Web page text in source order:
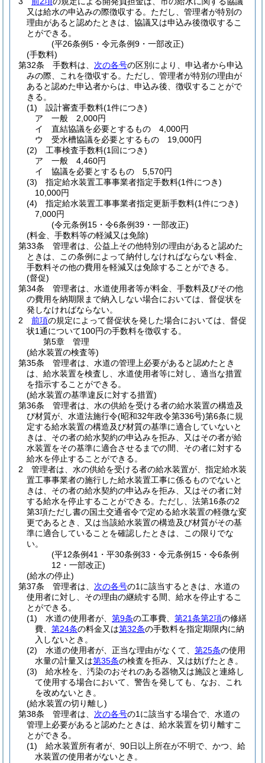
又は給水の申込みの際徴収する。 ただし、管理者が特別の
理由があると認めたときは、協議又は申込み後徴収するこ
とができる。
(平26条例5・令元条例9・一部改正)
(手数料)
第32条
手数料は、 次の各号の区別により、申込者から申込
みの際、これを徴収する。 ただし、管理者が特別の理由が
あると認めた申込者からは、申込み後、徴収することがで
きる。
(1)
設計審査手数料(1件につき)
ア
一般 2,000円
イ
直結協議を必要とするもの 4,000円
ウ
受水槽協議を必要とするもの 19,000円
(2)
工事検査手数料(1回につき)
ア
一般 4,460円
イ
協議を必要とするもの 5,570円
(3)
指定給水装置工事事業者指定手数料(1件につき)
10,000円
(4)
指定給水装置工事事業者指定更新手数料(1件につき)
7,000円
(令元条例15・令6条例39・一部改正)
(料金、手数料等の軽減又は免除)
第33条
管理者は、公益上その他特別の理由があると認めた
ときは、この条例によって納付しなければならない料金、
手数料その他の費用を軽減又は免除することができる。
(督促)
第34条
管理者は、水道使用者等が料金、手数料及びその他
の費用を納期限まで納入しない場合においては、督促状を
発しなければならない。
2
前項の規定によって督促状を発した場合においては、督促
状1通について100円の手数料を徴収する。
第5章
管理
(給水装置の検査等)
第35条
管理者は、水道の管理上必要があると認めたとき
は、給水装置を検査し、水道使用者等に対し、適当な措置
を指示することができる。
(給水装置の基準違反に対する措置)
第36条
管理者は、水の供給を受ける者の給水装置の構造及
び材質が、水道法施行令(昭和32年政令第336号)第6条に規
定する給水装置の構造及び材質の基準に適合していないと
きは、その者の給水契約の申込みを拒み、又はその者が給
水装置をその基準に適合させるまでの間、その者に対する
給水を停止することができる。
2
管理者は、水の供給を受ける者の給水装置が、指定給水装
置工事事業者の施行した給水装置工事に係るものでないと
きは、その者の給水契約の申込みを拒み、又はその者に対
する給水を停止することができる。 ただし、法第16条の2
第3項ただし書の国土交通省令で定める給水装置の軽微な変
更であるとき、又は当該給水装置の構造及び材質がその基
準に適合していることを確認したときは、この限りでな
い。
(平12条例41・平30条例33・令元条例15・令6条例
12・一部改正)
(給水の停止)
第37条
管理者は、 次の各号の1に該当するときは、水道の
使用者に対し、その理由の継続する間、給水を停止するこ
とができる。
(1)
水道の使用者が、 第9条の工事費、 第21条第2項の修繕
費、 第24条の料金又は第32条の手数料を指定期限内に納
入しないとき。
(2)
水道の使用者が、正当な理由がなくて、 第25条の使用
水量の計量又は第35条の検査を拒み、又は妨げたとき。
(3)
給水栓を、汚染のおそれのある器物又は施設と連絡し
て使用する場合において、警告を発しても、なお、これ
を改めないとき。
(給水装置の切り離し)
第38条
管理者は、 次の各号の1に該当する場合で、水道の
管理上必要があると認めたときは、給水装置を切り離すこ
とができる。
(1)
給水装置所有者が、90日以上所在が不明で、かつ、給
水装置の使用者がないとき。